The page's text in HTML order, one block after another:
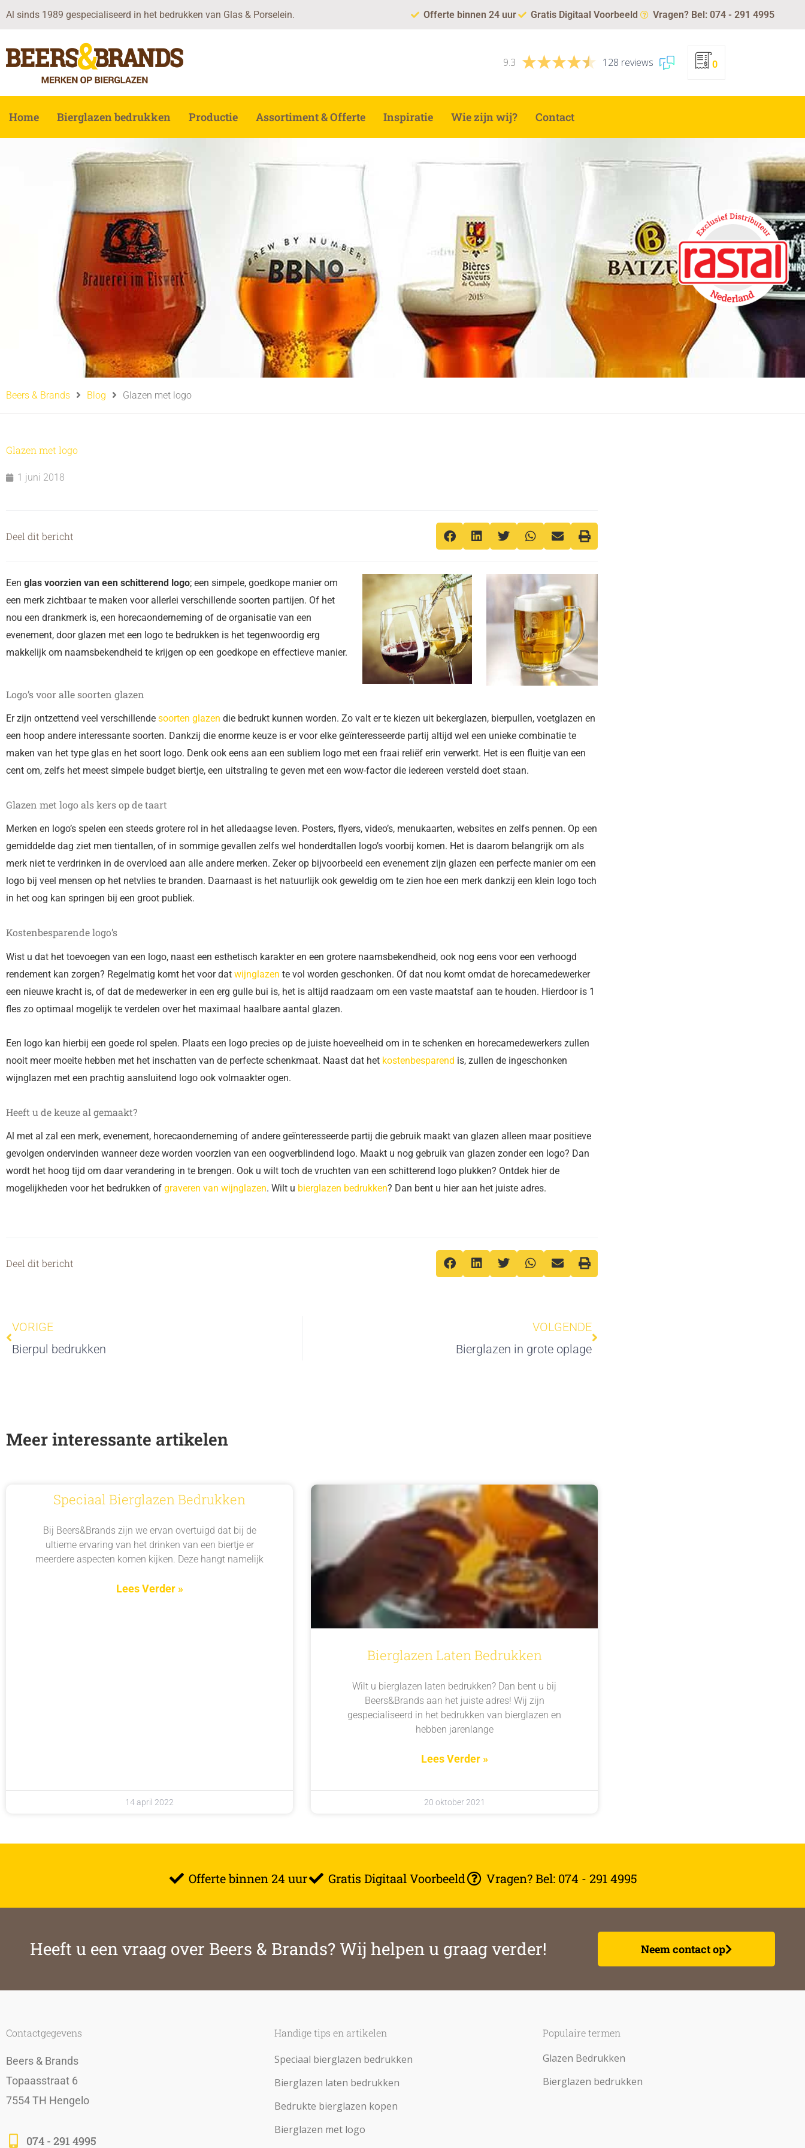
Ga
inhoud
Al sinds 1989 gespecialiseerd in het bedrukken van Glas & Porselein. Offerte binnen 24 uur Gratis Digitaal Voorbeeld Vragen? Bel: 074 - 291 4995
9.3 128 reviews 0
Home Bierglazen bedrukken Productie Assortiment & Offerte Inspiratie Wie zijn wij? Contact
Beers & Brands Blog Glazen met logo
Glazen met logo
1 juni 2018
Deel dit bericht
Een glas voorzien van een schitterend logo; een simpele, goedkope manier om
een merk zichtbaar te maken voor allerlei verschillende soorten partijen. Of het
nou een drankmerk is, een horecaonderneming of de organisatie van een
evenement, door glazen met een logo te bedrukken is het tegenwoordig erg
makkelijk om naamsbekendheid te krijgen op een goedkope en effectieve manier.
Logo’s voor alle soorten glazen
Er zijn ontzettend veel verschillende soorten glazen die bedrukt kunnen worden. Zo valt er te kiezen uit bekerglazen, bierpullen, voetglazen en
een hoop andere interessante soorten. Dankzij die enorme keuze is er voor elke geïnteresseerde partij altijd wel een unieke combinatie te
maken van het type glas en het soort logo. Denk ook eens aan een subliem logo met een fraai reliëf erin verwerkt. Het is een fluitje van een
cent om, zelfs het meest simpele budget biertje, een uitstraling te geven met een wow-factor die iedereen versteld doet staan.
Glazen met logo als kers op de taart
Merken en logo’s spelen een steeds grotere rol in het alledaagse leven. Posters, flyers, video’s, menukaarten, websites en zelfs pennen. Op een
gemiddelde dag ziet men tientallen, of in sommige gevallen zelfs wel honderdtallen logo’s voorbij komen. Het is daarom belangrijk om als
merk niet te verdrinken in de overvloed aan alle andere merken. Zeker op bijvoorbeeld een evenement zijn glazen een perfecte manier om een
logo bij veel mensen op het netvlies te branden. Daarnaast is het natuurlijk ook geweldig om te zien hoe een merk dankzij een klein logo toch
in het oog kan springen bij een groot publiek.
Kostenbesparende logo’s
Wist u dat het toevoegen van een logo, naast een esthetisch karakter en een grotere naamsbekendheid, ook nog eens voor een verhoogd
rendement kan zorgen? Regelmatig komt het voor dat wijnglazen te vol worden geschonken. Of dat nou komt omdat de horecamedewerker
een nieuwe kracht is, of dat de medewerker in een erg gulle bui is, het is altijd raadzaam om een vaste maatstaf aan te houden. Hierdoor is 1
fles zo optimaal mogelijk te verdelen over het maximaal haalbare aantal glazen.
Een logo kan hierbij een goede rol spelen. Plaats een logo precies op de juiste hoeveelheid om in te schenken en horecamedewerkers zullen
nooit meer moeite hebben met het inschatten van de perfecte schenkmaat. Naast dat het kostenbesparend is, zullen de ingeschonken
wijnglazen met een prachtig aansluitend logo ook volmaakter ogen.
Heeft u de keuze al gemaakt?
Al met al zal een merk, evenement, horecaonderneming of andere geïnteresseerde partij die gebruik maakt van glazen alleen maar positieve
gevolgen ondervinden wanneer deze worden voorzien van een oogverblindend logo. Maakt u nog gebruik van glazen zonder een logo? Dan
wordt het hoog tijd om daar verandering in te brengen. Ook u wilt toch de vruchten van een schitterend logo plukken? Ontdek hier de
mogelijkheden voor het bedrukken of graveren van wijnglazen. Wilt u bierglazen bedrukken? Dan bent u hier aan het juiste adres.
Deel dit bericht
VORIGE
Bierpul bedrukken
VOLGENDE
Bierglazen in grote oplage
Meer interessante artikelen
Speciaal Bierglazen Bedrukken
Bij Beers&Brands zijn we ervan overtuigd dat bij de
ultieme ervaring van het drinken van een biertje er
meerdere aspecten komen kijken. Deze hangt namelijk
Lees Verder »
14 april 2022
Bierglazen Laten Bedrukken
Wilt u bierglazen laten bedrukken? Dan bent u bij
Beers&Brands aan het juiste adres! Wij zijn
gespecialiseerd in het bedrukken van bierglazen en
hebben jarenlange
Lees Verder »
20 oktober 2021
Offerte binnen 24 uur Gratis Digitaal Voorbeeld Vragen? Bel: 074 - 291 4995
Heeft u een vraag over Beers & Brands? Wij helpen u graag verder! Neem contact op
Contactgegevens
Beers & Brands
Topaasstraat 6
7554 TH Hengelo
074 - 291 4995
Handige tips en artikelen
Speciaal bierglazen bedrukken
Bierglazen laten bedrukken
Bedrukte bierglazen kopen
Bierglazen met logo
Populaire termen
Glazen Bedrukken
Bierglazen bedrukken